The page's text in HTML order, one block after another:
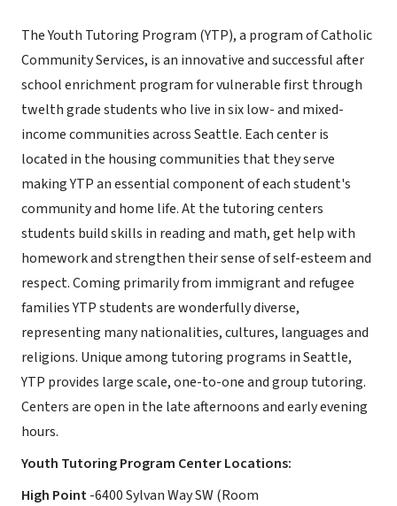
The Youth Tutoring Program (YTP), a program of Catholic
Community Services, is an innovative and successful after
school enrichment program for vulnerable first through
twelth grade students who live in six low- and mixed-
income communities across Seattle. Each center is
located in the housing communities that they serve
making YTP an essential component of each student's
community and home life. At the tutoring centers
students build skills in reading and math, get help with
homework and strengthen their sense of self-esteem and
respect. Coming primarily from immigrant and refugee
families YTP students are wonderfully diverse,
representing many nationalities, cultures, languages and
religions. Unique among tutoring programs in Seattle,
YTP provides large scale, one-to-one and group tutoring.
Centers are open in the late afternoons and early evening
hours.
Youth Tutoring Program Center Locations:
High Point-6400 Sylvan Way SW (Room